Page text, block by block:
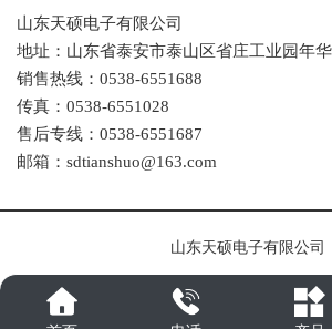
山东天硕电子有限公司
地址：山东省泰安市泰山区省庄工业园年
销售热线：0538-6551688
传真：0538-6551028
售后专线：0538-6551687
邮箱：sdtianshuo@163.com
山东天硕电子有限公司